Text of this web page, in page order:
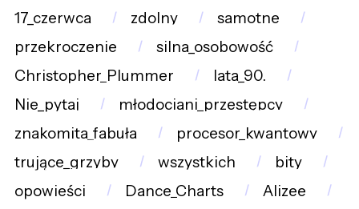
17_czerwca
zdolny
samotne
przekroczenie
silna_osobowość
Christopher_Plummer
lata_90.
Nie_pytaj
młodociani_przestępcy
znakomita_fabuła
procesor_kwantowy
trujące_grzyby
wszystkich
bity
opowieści
Dance_Charts Alizee